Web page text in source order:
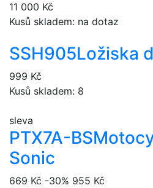
11 000 Kč
Kusů skladem: na dotaz
SSH905Ložiska
999 Kč
Kusů skladem: 8
sleva
PTX7A-BS
Sonic
669 Kč -30% 955 Kč